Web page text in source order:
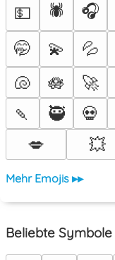
💵
🕷️ 🎧
🤭
💫 💦
🐚
🪷 🚀
🍡
🥷 💀
💋
💥
Mehr Emojis ▸▸
Beliebte Symbole